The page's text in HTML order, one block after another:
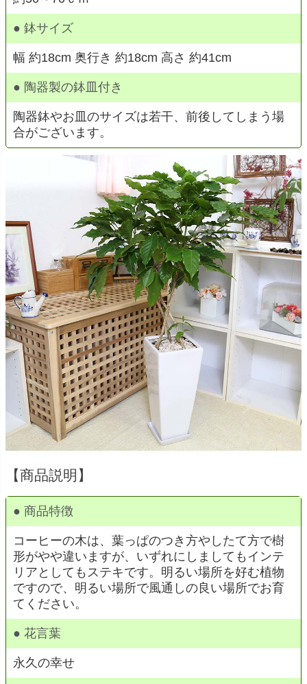
● 鉢サイズ
幅 約18cm 奥行き 約18cm 高さ 約41cm
● 陶器製の鉢皿付き
陶器鉢やお皿のサイズは若干、前後してしまう場
合がございます。
【商品説明】
● 商品特徴
コーヒーの木は、葉っぱのつき方やしたて方で樹
形がやや違いますが、いずれにしましてもインテ
リアとしてもステキです。明るい場所を好む植物
ですので、明るい場所で風通しの良い場所でお育
てください。
● 花言葉
永久の幸せ